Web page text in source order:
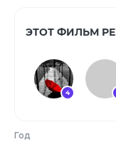
ЭТОТ ФИЛЬМ
4
Год